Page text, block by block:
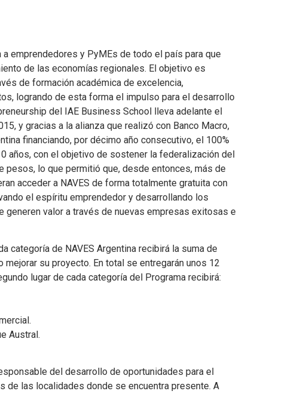
emprendedores y PyMEs de todo el país para que
de las economías regionales. El objetivo es
de formación académica de excelencia,
logrando de esta forma el impulso para el desarrollo
del IAE Business School lleva adelante el
y gracias a la alianza que realizó con Banco Macro,
financiando, por décimo año consecutivo, el 100%
años, con el objetivo de sostener la federalización del
pesos, lo que permitió que, desde entonces, más de
acceder a NAVES de forma totalmente gratuita con
el espíritu emprendedor y desarrollando los
valor a través de nuevas empresas exitosas e
categoría de NAVES Argentina recibirá la suma de
su proyecto. En total se entregarán unos 12
lugar de cada categoría del Programa recibirá:
Austral.
del desarrollo de oportunidades para el
de las localidades donde se encuentra presente. A